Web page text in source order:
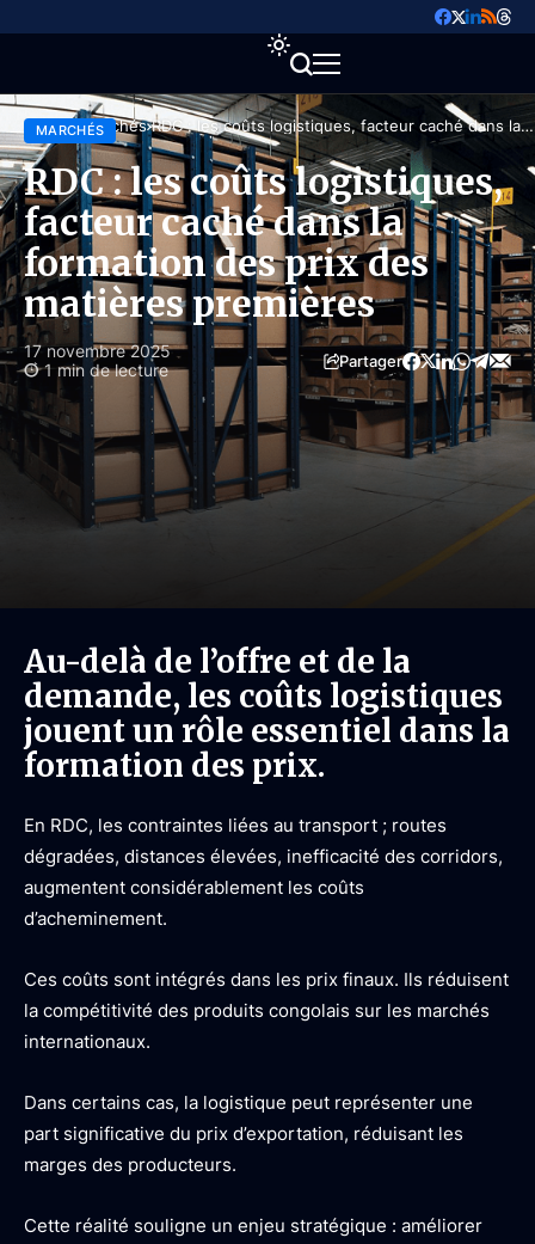
Accueil Marchés RDC : les coûts logistiques, facteur caché dans la
formation des prix des matières premières
MARCHÉS
RDC : les coûts logistiques,
facteur caché dans la
formation des prix des
matières premières
17 novembre 2025
1 min de lecture
Partager
Au-delà de l’offre et de la
demande, les coûts logistiques
jouent un rôle essentiel dans la
formation des prix.
En RDC, les contraintes liées au transport ; routes
dégradées, distances élevées, inefficacité des corridors,
augmentent considérablement les coûts
d’acheminement.
Ces coûts sont intégrés dans les prix finaux. Ils réduisent
la compétitivité des produits congolais sur les marchés
internationaux.
Dans certains cas, la logistique peut représenter une
part significative du prix d’exportation, réduisant les
marges des producteurs.
Cette réalité souligne un enjeu stratégique : améliorer